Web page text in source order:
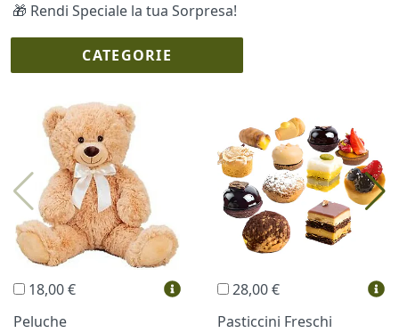
🎁 Rendi Speciale la tua Sorpresa!
CATEGORIE
I più scelti
Profumi Collane Lussoni®
Trudi® THUN®
Regali Personalizzati
18,00 €
Peluche
28,00 €
Pasticcini Freschi